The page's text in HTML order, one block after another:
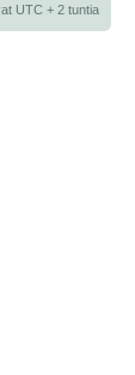
UTC + 2 tuntia